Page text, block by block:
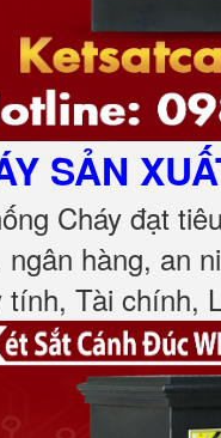
SẢN
Cháy đạt
ngân hàng, an
tính, Tài chính,